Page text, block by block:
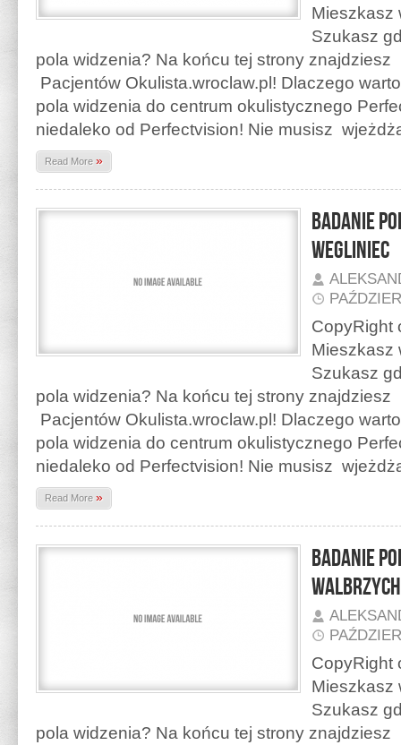
Mieszkasz
Szukasz
pola widzenia? Na końcu tej strony znajdziesz
Pacjentów Okulista.wroclaw.pl! Dlaczego
pola widzenia do centrum okulistycznego
niedaleko od Perfectvision! Nie musisz
Read More »
Badanie
Wegliniec
CopyRight
Mieszkasz
Szukasz
pola widzenia? Na końcu tej strony znajdziesz
Pacjentów Okulista.wroclaw.pl! Dlaczego
pola widzenia do centrum okulistycznego
niedaleko od Perfectvision! Nie musisz
Read More »
Badanie
Walbrzych
CopyRight
Mieszkasz
Szukasz
pola widzenia? Na końcu tej strony znajdziesz